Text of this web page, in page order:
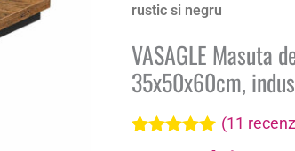
rustic si negru
VASAGLE Masuta
35x50x60cm,
Evaluat la
11
(11
Masuta
cafea,
cu
de